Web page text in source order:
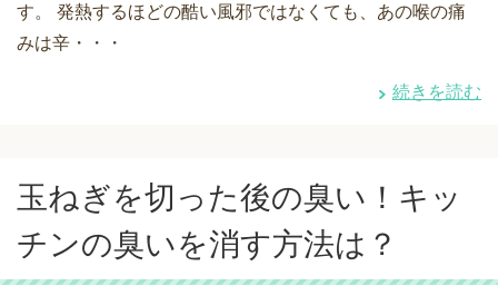
す。 発熱するほどの酷い風邪ではなくても、あの喉の痛
みは辛・・・
続きを読む
玉ねぎを切った後の臭い！キッ
チンの臭いを消す方法は？